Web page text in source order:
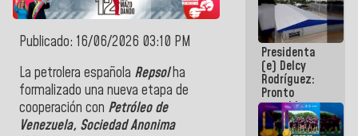
Publicado: 16/06/2026 03:10 PM
La petrolera española Repsolha
formalizado una nueva etapa de
cooperación con Petróleo de
Venezuela, Sociedad Anonima
Giraly
Marcano por
hacer
historia en
los
Centroamericanos
Presidenta
(e) Delcy
Rodríguez:
Pronto
restableceremos
las